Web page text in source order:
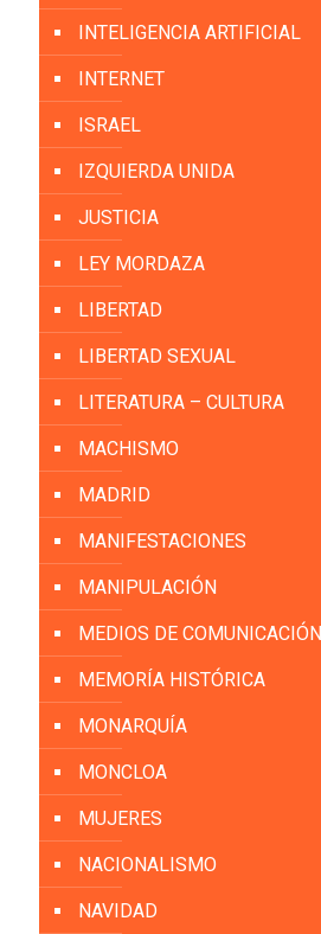
INTELIGENCIA ARTIFICIAL
INTERNET
ISRAEL
IZQUIERDA UNIDA
JUSTICIA
LEY MORDAZA
LIBERTAD
LIBERTAD SEXUAL
LITERATURA – CULTURA
MACHISMO
MADRID
MANIFESTACIONES
MANIPULACIÓN
MEDIOS DE COMUNICACIÓN
MEMORÍA HISTÓRICA
MONARQUÍA
MONCLOA
MUJERES
NACIONALISMO
NAVIDAD